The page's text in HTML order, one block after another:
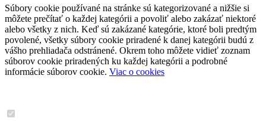
Súbory cookie používané na stránke sú kategorizované a nižšie si
môžete prečítať o každej kategórii a povoliť alebo zakázať niektoré
alebo všetky z nich. Keď sú zakázané kategórie, ktoré boli predtým
povolené, všetky súbory cookie priradené k danej kategórii budú z
vášho prehliadača odstránené. Okrem toho môžete vidieť zoznam
súborov cookie priradených ku každej kategórii a podrobné
informácie súborov cookie. Viac o cookies